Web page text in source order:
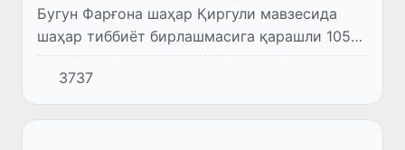
Бугун Фарғона шаҳар Қиргули мавзесида
шаҳар тиббиёт бирлашмасига қарашли 105
ўринга мўлжалланган янги туғруқ комплекси
фойдаланишга топширилди.
3737